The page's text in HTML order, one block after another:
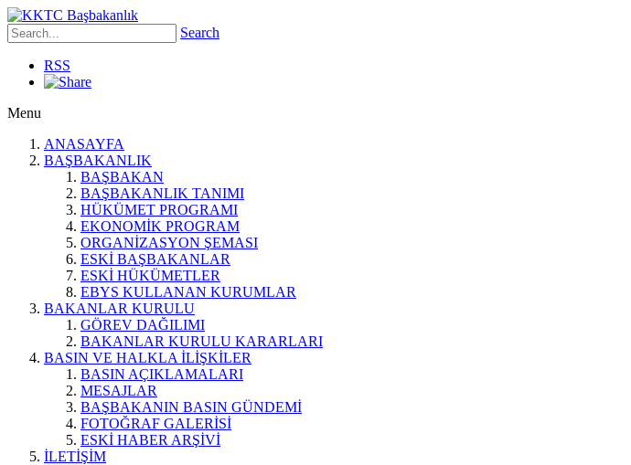
Search
RSS
Menu
ANASAYFA
BAŞBAKANLIK
BAŞBAKAN
BAŞBAKANLIK TANIMI
HÜKÜMET PROGRAMI
EKONOMİK PROGRAM
ORGANİZASYON ŞEMASI
ESKİ BAŞBAKANLAR
ESKİ HÜKÜMETLER
EBYS KULLANAN KURUMLAR
BAKANLAR KURULU
GÖREV DAĞILIMI
BAKANLAR KURULU KARARLARI
BASIN VE HALKLA İLİŞKİLER
BASIN AÇIKLAMALARI
MESAJLAR
BAŞBAKANIN BASIN GÜNDEMİ
FOTOĞRAF GALERİSİ
ESKİ HABER ARŞİVİ
İLETİŞİM